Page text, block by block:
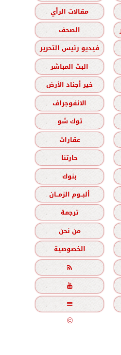
مقالات الرأي
الصحف
فيديو رئيس التحرير
البث المباشر
خير أجناد الأرض
الانفوجراف
توك شو
عقارات
حارتنا
بنوك
ألبــوم الزمــان
ترجمة
من نحن
الخصوصية



محفوظة©